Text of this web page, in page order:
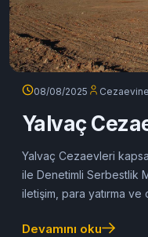
08/08/2025
Yalvaç
Yalvaç Cezaevleri
ile Denetimli Serbestlik
iletişim, para yatırma
Devamını oku